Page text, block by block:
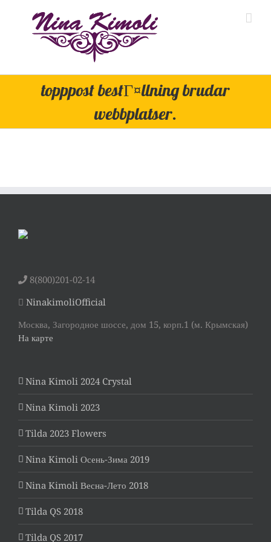
topppost bestГ¤llning brudar
webbplatser.
8(800)201-02-14
NinakimoliOfficial
Москва, Загородное шоссе, дом 15, корп.1 (м. Крымская)
На карте
Nina Kimoli 2024 Crystal
Nina Kimoli 2023
Tilda 2023 Flowers
Nina Kimoli Осень-Зима 2019
Nina Kimoli Весна-Лето 2018
Tilda QS 2018
Tilda QS 2017